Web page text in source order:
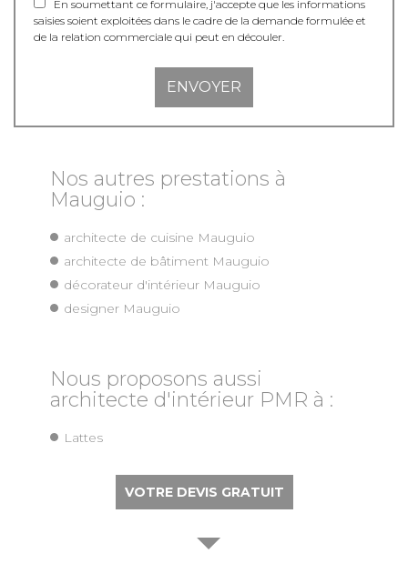
En soumettant ce formulaire, j'accepte que les informations
saisies soient exploitées dans le cadre de la demande formulée et
de la relation commerciale qui peut en découler.
Nos autres prestations à
Mauguio :
architecte de cuisine Mauguio
architecte de bâtiment Mauguio
décorateur d'intérieur Mauguio
designer Mauguio
Nous proposons aussi
architecte d'intérieur PMR à :
Lattes
VOTRE DEVIS GRATUIT